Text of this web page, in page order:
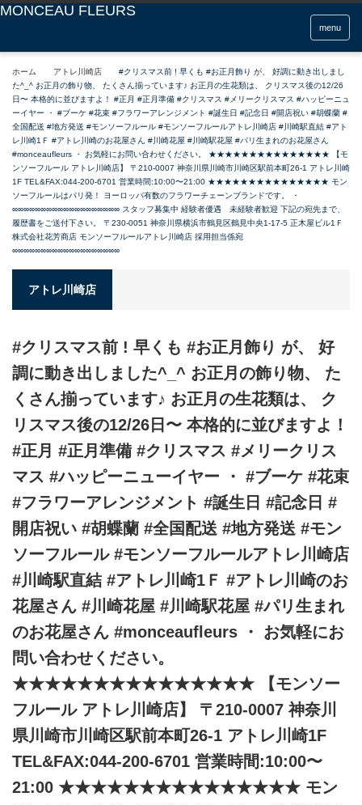
menu
ホーム アトレ川崎店
#クリスマス前 ! 早くも #お正月飾り が、 好調に動き出しまし
た^_^ お正月の飾り物、 たくさん揃っています♪ お正月の生花類は、 クリスマス後の12/26
日〜 本格的に並びますよ！ #正月 #正月準備 #クリスマス #メリークリスマス #ハッピーニュ
ーイヤー ・ #ブーケ #花束 #フラワーアレンジメント #誕生日 #記念日 #開店祝い #胡蝶蘭 #
全国配送 #地方発送 #モンソーフルール #モンソーフルールアトレ川崎店 #川崎駅直結 #アト
レ川崎1Ｆ #アトレ川崎のお花屋さん #川崎花屋 #川崎駅花屋 #パリ生まれのお花屋さん
#monceaufleurs ・ お気軽にお問い合わせください。 ★★★★★★★★★★★★★★★ 【モ
ンソーフルール アトレ川崎店】 〒210-0007 神奈川県川崎市川崎区駅前本町26-1 アトレ川崎
1F TEL&FAX:044-200-6701 営業時間:10:00〜21:00 ★★★★★★★★★★★★★★★ モン
ソーフルールはパリ発！ ヨーロッパ有数のフラワーチェーンブランドです。 ・
∞∞∞∞∞∞∞∞∞∞∞∞∞∞∞∞∞∞∞ スタッフ募集中 経験者優遇 未経験者歓迎 下記の宛先まで、
履歴書をご送付下さい。 〒230-0051 神奈川県横浜市鶴見区鶴見中央1-17-5 正木屋ビル1Ｆ
株式会社花芳商店 モンソーフルールアトレ川崎店 採用担当係宛
∞∞∞∞∞∞∞∞∞∞∞∞∞∞∞∞∞∞∞
アトレ川崎店
#クリスマス前 ! 早くも #お正月飾り が、 好
調に動き出しました^_^ お正月の飾り物、 た
くさん揃っています♪ お正月の生花類は、 ク
リスマス後の12/26日〜 本格的に並びますよ！
#正月 #正月準備 #クリスマス #メリークリス
マス #ハッピーニューイヤー ・ #ブーケ #花束
#フラワーアレンジメント #誕生日 #記念日 #
開店祝い #胡蝶蘭 #全国配送 #地方発送 #モン
ソーフルール #モンソーフルールアトレ川崎店
#川崎駅直結 #アトレ川崎1Ｆ #アトレ川崎のお
花屋さん #川崎花屋 #川崎駅花屋 #パリ生まれ
のお花屋さん #monceaufleurs ・ お気軽にお
問い合わせください。
★★★★★★★★★★★★★★★ 【モンソー
フルール アトレ川崎店】 〒210-0007 神奈川
県川崎市川崎区駅前本町26-1 アトレ川崎1F
TEL&FAX:044-200-6701 営業時間:10:00〜
21:00 ★★★★★★★★★★★★★★★ モン